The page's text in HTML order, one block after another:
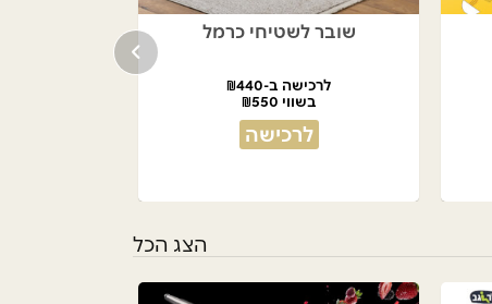
שובר לשטיחי כרמל
לרכישה ב-₪440
בשווי ₪550
לרכישה
הצג הכל